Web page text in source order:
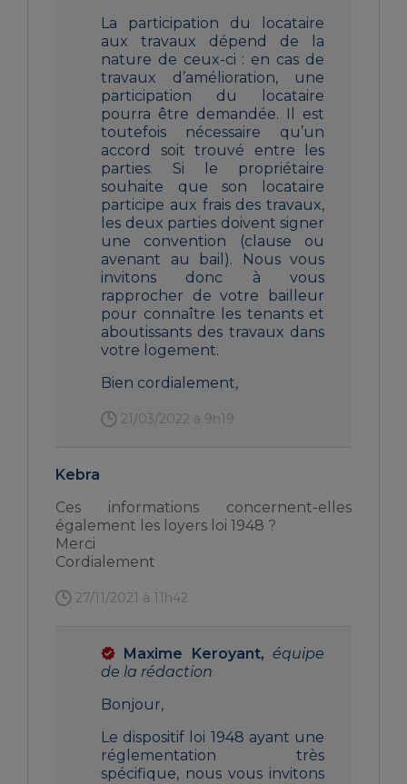
La participation du locataire
aux travaux dépend de la
nature de ceux-ci : en cas de
travaux d’amélioration, une
participation du locataire
pourra être demandée. Il est
toutefois nécessaire qu’un
accord soit trouvé entre les
parties. Si le propriétaire
souhaite que son locataire
participe aux frais des travaux,
les deux parties doivent signer
une convention (clause ou
avenant au bail). Nous vous
invitons donc à vous
rapprocher de votre bailleur
pour connaître les tenants et
aboutissants des travaux dans
votre logement.
Bien cordialement,
21/03/2022 à 9h19
Kebra
Ces informations concernent-elles
également les loyers loi 1948 ?
Merci
Cordialement
27/11/2021 à 11h42
Maxime Keroyant, équipe
de la rédaction
Bonjour,
Le dispositif loi 1948 ayant une
réglementation très
spécifique, nous vous invitons